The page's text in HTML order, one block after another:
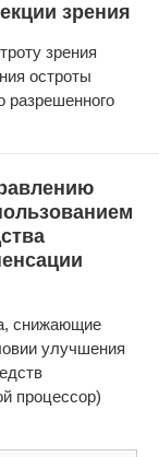
зрения
зрения
остроты
разрешенного
снижающие
улучшения
процессор)